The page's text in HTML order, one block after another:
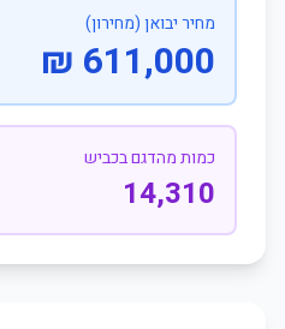
מחיר יבואן (מחירון)
611,000 ₪
כמות מהדגם בכביש
14,310